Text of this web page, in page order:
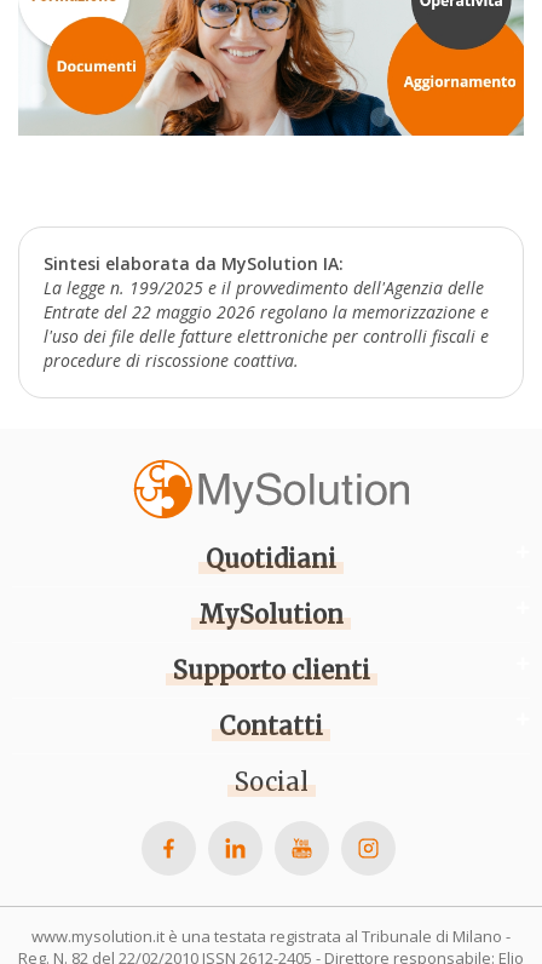
Sintesi elaborata da MySolution IA:
La legge n. 199/2025 e il provvedimento dell'Agenzia delle
Entrate del 22 maggio 2026 regolano la memorizzazione e
l'uso dei file delle fatture elettroniche per controlli fiscali e
procedure di riscossione coattiva.
Quotidiani
MySolution
Supporto clienti
Contatti
Social
www.mysolution.it è una testata registrata al Tribunale di Milano -
Reg. N. 82 del 22/02/2010 ISSN 2612-2405 - Direttore responsabile: Elio